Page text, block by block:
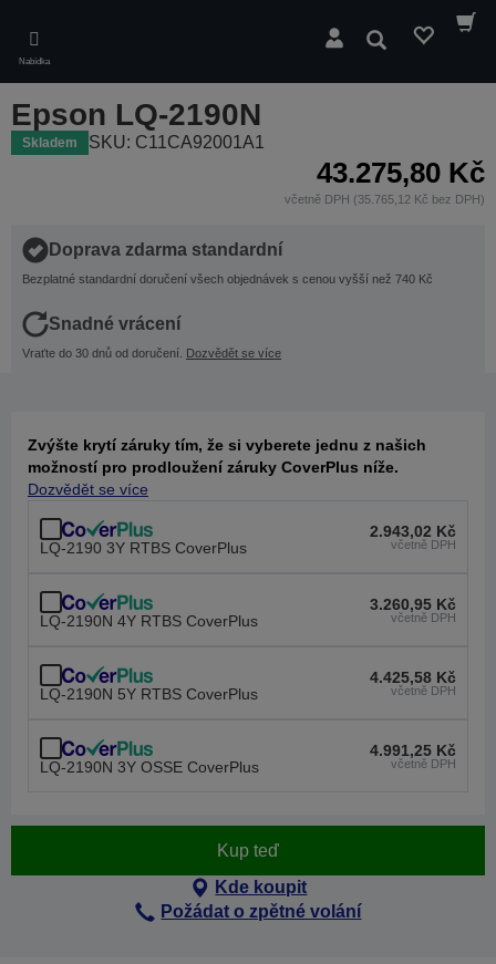
main
content
Nabídka
Hledat
Epson LQ-2190N
Skladem SKU: C11CA92001A1
43.275,80 Kč
včetně DPH (35.765,12 Kč bez DPH)
Doprava zdarma standardní
Bezplatné standardní doručení všech objednávek s cenou vyšší než 740 Kč
Snadné vrácení
Vraťte do 30 dnů od doručení. Dozvědět se více
Zvýšte krytí záruky tím, že si vyberete jednu z našich
možností pro prodloužení záruky CoverPlus níže.
Dozvědět se více
LQ-2190 3Y RTBS CoverPlus
2.943,02 Kč
včetně DPH
LQ-2190N 4Y RTBS CoverPlus
3.260,95 Kč
včetně DPH
LQ-2190N 5Y RTBS CoverPlus
4.425,58 Kč
včetně DPH
LQ-2190N 3Y OSSE CoverPlus
4.991,25 Kč
včetně DPH
Kup teď
Kde koupit
Požádat o zpětné volání